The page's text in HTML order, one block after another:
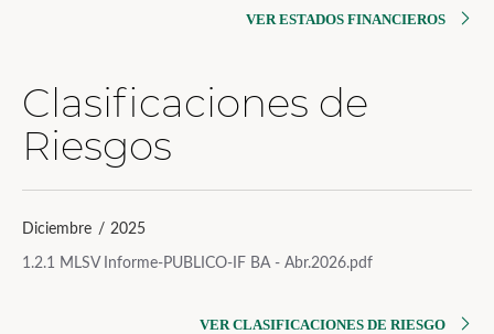
VER ESTADOS FINANCIEROS
Clasificaciones de
Riesgos
Diciembre / 2025
1.2.1 MLSV Informe-PUBLICO-IF BA - Abr.2026.pdf
VER CLASIFICACIONES DE RIESGO